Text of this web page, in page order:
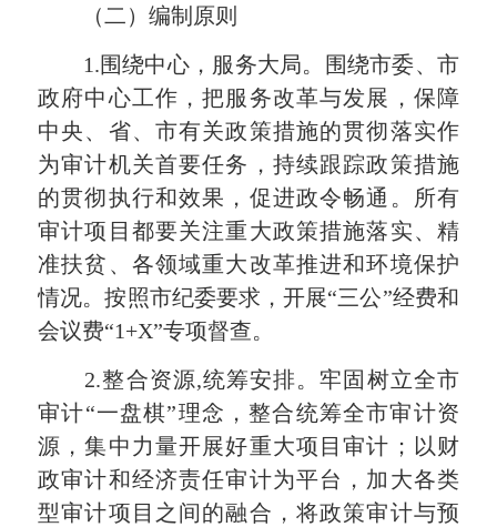
（二）编制原则
1.围绕中心，服务大局。围绕市委、市
政府中心工作，把服务改革与发展，保障
中央、省、市有关政策措施的贯彻落实作
为审计机关首要任务，持续跟踪政策措施
的贯彻执行和效果，促进政令畅通。所有
审计项目都要关注重大政策措施落实、精
准扶贫、各领域重大改革推进和环境保护
情况。按照市纪委要求，开展“三公”经费和
会议费“1+X”专项督查。
2.整合资源,统筹安排。牢固树立全市
审计“一盘棋”理念，整合统筹全市审计资
源，集中力量开展好重大项目审计；以财
政审计和经济责任审计为平台， 加大各类
型审计项目之间的融合，将政策审计与预